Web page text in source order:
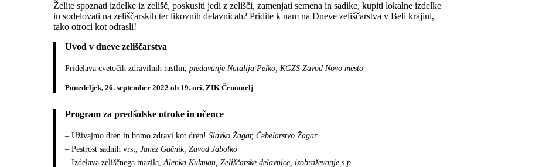
Želite spoznati izdelke iz zelišč, poskusiti jedi z zelišči, zamenjati semena in sadike, kupiti lokalne izdelke
in sodelovati na zeliščarskih ter likovnih delavnicah? Pridite k nam na Dneve zeliščarstva v Beli krajini,
tako otroci kot odrasli!
Uvod v dneve zeliščarstva
Pridelava cvetočih zdravilnih rastlin, predavanje Natalija Pelko, KGZS Zavod Novo mesto
Ponedeljek, 26. september 2022 ob 19. uri, ZIK Črnomelj
Program za predšolske otroke in učence
– Uživajmo dren in bomo zdravi kot dren! Slavko Žagar, Čebelarstvo Žagar
– Pestrost sadnih vrst, Janez Gačnik, Zavod Jabolko
– Izdelava zeliščnega mazila,Alenka Kukman, Zeliščarske delavnice, izobraževanje s.p.